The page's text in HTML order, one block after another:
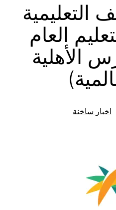
التعليمية
العام
الأهلية
مصنف
اخبار ساخنة